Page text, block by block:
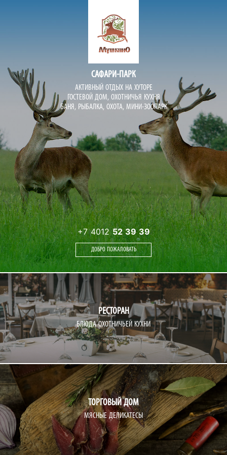
РЕСТОРАН
БЛЮДА ОХОТНИЧЬЕЙ КУХНИ
+7 401252 52 25
ВОЙТИ
САФАРИ-ПАРК
АКТИВНЫЙ ОТДЫХ НА ХУТОРЕ
ГОСТЕВОЙ ДОМ, ОХОТНИЧЬЯ КУХНЯ
БАНЯ, РЫБАЛКА, ОХОТА, МИНИ-ЗООПАРК
+7 401252 39 39
ДОБРО ПОЖАЛОВАТЬ
ТОРГОВЫЙ ДОМ
МЯСНЫЕ ДЕЛИКАТЕСЫ